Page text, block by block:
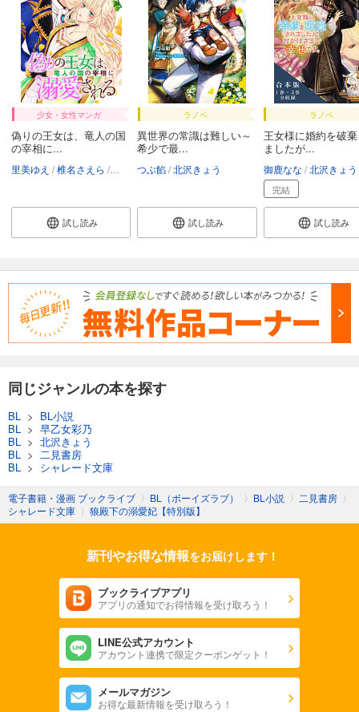
少女・女性マンガ
偽りの王女は、竜人の国
の宰相に...
里美ゆえ 椎名さえら 北沢きょう
試し読み
ラノベ
異世界の常識は難しい～
希少で最...
つぶ餡 北沢きょう
試し読み
ラノベ
王女様に婚約を破
ましたが...
御鹿なな 北沢きょう
完結
試し読み
同じジャンルの本を探す
BL > BL小説
BL
> 早乙女彩乃
BL
> 北沢きょう
BL
>
二見書房
BL
> シャレード文庫
電子書籍・漫画 ブックライブ 〉 BL（ボーイズラブ） 〉 BL小説 〉 二見書房 〉
シャレード文庫 〉 狼殿下の溺愛妃【特別版】
新刊やお得な情報をお届けします！
ブックライブアプリ
アプリの通知でお得情報を受け取ろう！
LINE公式アカウント
アカウント連携で限定クーポンゲット！
メールマガジン
お得な最新情報を受け取ろう！